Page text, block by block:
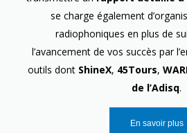
se charge également
radiophoniques en plus de
l’avancement de vos succès par
outils dont ShineX, 45Tours,
de l’Adisq.
En savoir plus